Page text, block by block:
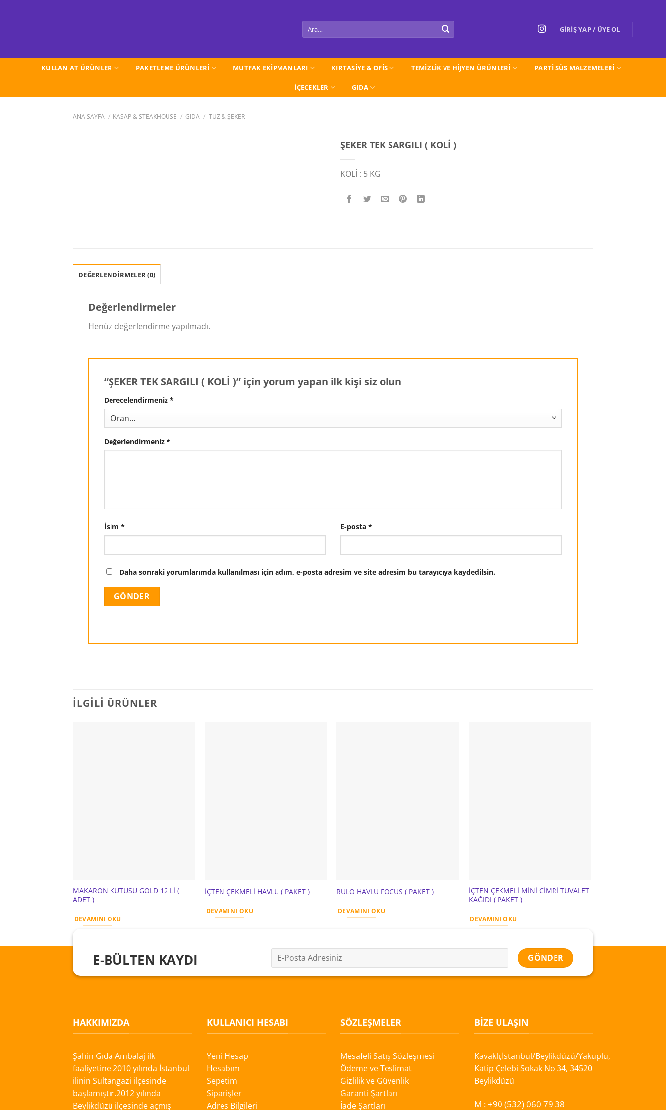
Ara: GIRIŞ YAP / ÜYE OL
KULLAN AT ÜRÜNLER PAKETLEME ÜRÜNLERİ MUTFAK EKİPMANLARI KIRTASİYE & OFİS TEMİZLİK VE HİJYEN ÜRÜNLERİ PARTI SÜS MALZEMELERİ
İÇECEKLER GIDA
ANA SAYFA / KASAP & STEAKHOUSE / GIDA / TUZ & ŞEKER
ŞEKER TEK SARGILI ( KOLİ )
KOLİ : 5 KG
DEĞERLENDIRMELER (0)
Değerlendirmeler
Henüz değerlendirme yapılmadı.
“ŞEKER TEK SARGILI ( KOLİ )” için yorum yapan ilk kişi siz olun
Derecelendirmeniz *
Değerlendirmeniz *
İsim * E-posta *
Daha sonraki yorumlarımda kullanılması için adım, e-posta adresim ve site adresim bu tarayıcıya kaydedilsin.
İLGILI ÜRÜNLER
MAKARON KUTUSU GOLD 12 Lİ (
ADET )
DEVAMINI OKU
İÇTEN ÇEKMELİ HAVLU ( PAKET )
DEVAMINI OKU
RULO HAVLU FOCUS ( PAKET )
DEVAMINI OKU
İÇTEN ÇEKMELİ MİNİ CİMRİ TUVALET
KAĞIDI ( PAKET )
DEVAMINI OKU
E-BÜLTEN KAYDI
HAKKIMIZDA
Şahin Gıda Ambalaj ilk
faaliyetine 2010 yılında İstanbul
ilinin Sultangazi ilçesinde
başlamıştır.2012 yılında
Beylikdüzü ilçesinde açmış
KULLANICI HESABI
Yeni Hesap
Hesabım
Sepetim
Siparişler
Adres Bilgileri
SÖZLEŞMELER
Mesafeli Satış Sözleşmesi
Ödeme ve Teslimat
Gizlilik ve Güvenlik
Garanti Şartları
İade Şartları
BIZE ULAŞIN
Kavaklı,İstanbul/Beylikdüzü/Yakuplu,
Katip Çelebi Sokak No 34, 34520
Beylikdüzü
M :+90 (532) 060 79 38